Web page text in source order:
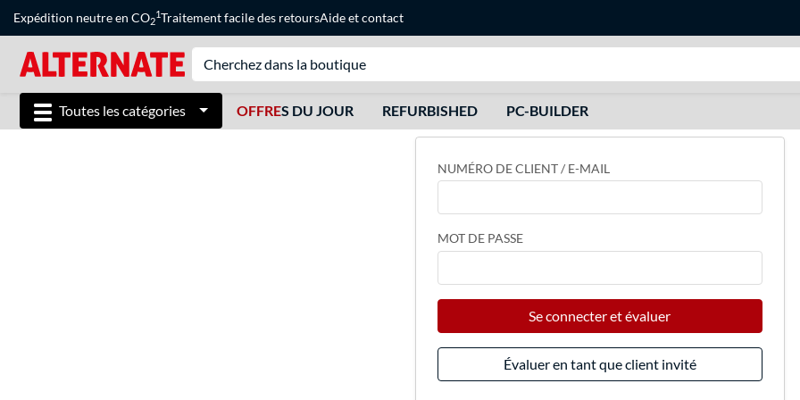
Expédition neutre en CO2
1Traitement facile des retoursAideetcontact
Toutes les catégories OFFRES DU JOUR REFURBISHED PC-BUILDER
NUMÉRO DE CLIENT / E-MAIL
MOT DE PASSE
Se connecter et évaluer
Évaluer en tant que client invité